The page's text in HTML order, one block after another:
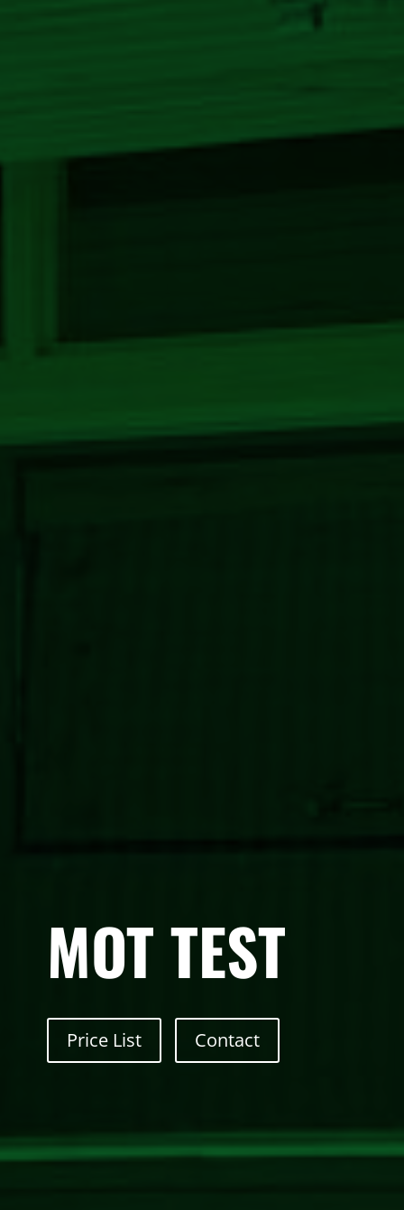
MOT TEST
Price List Contact